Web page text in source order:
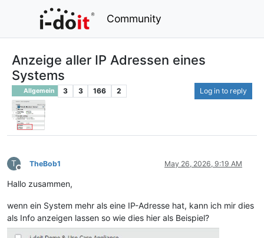
Community
Anzeige aller IP Adressen eines
Systems
Allgemein 3 3 166 2 Log in to reply
T
Offline
TheBob1 May 26, 2026, 9:19 AM
Hallo zusammen,
wenn ein System mehr als eine IP-Adresse hat, kann ich mir dies
als Info anzeigen lassen so wie dies hier als Beispiel?